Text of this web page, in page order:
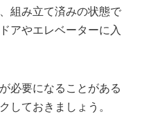
組み立て済みの状態で
アやエレベーターに入
必要になることがある
しておきましょう。